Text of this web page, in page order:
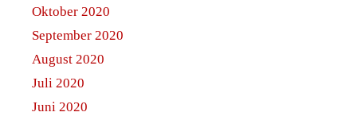
Oktober 2020
September 2020
August 2020
Juli 2020
Juni 2020